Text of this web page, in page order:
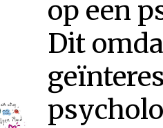
op een
Dit